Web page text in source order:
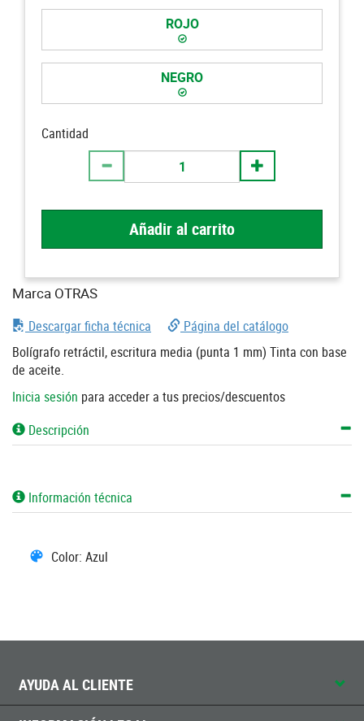
ROJO
NEGRO
Cantidad
Añadir al carrito
Marca OTRAS
Descargar ficha técnica
Página del catálogo
Bolígrafo retráctil, escritura media (punta 1 mm) Tinta con base
de aceite.
Inicia sesión para acceder a tus precios/descuentos
Descripción
Información técnica
Color: Azul
AYUDA AL CLIENTE